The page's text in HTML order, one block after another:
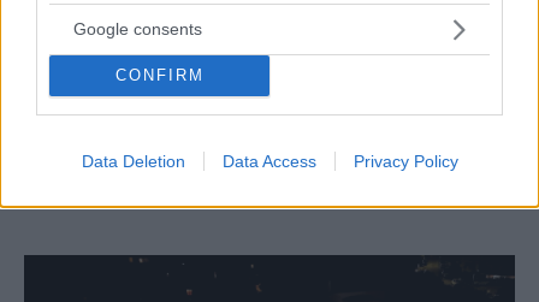
Google consents
CONFIRM
Data Deletion Data Access Privacy Policy
FOOD & DRINK
Verikoko: Ο ελληνικός γαστροκαφενές της Βούλας
που ήρθε για να γίνει στέκι